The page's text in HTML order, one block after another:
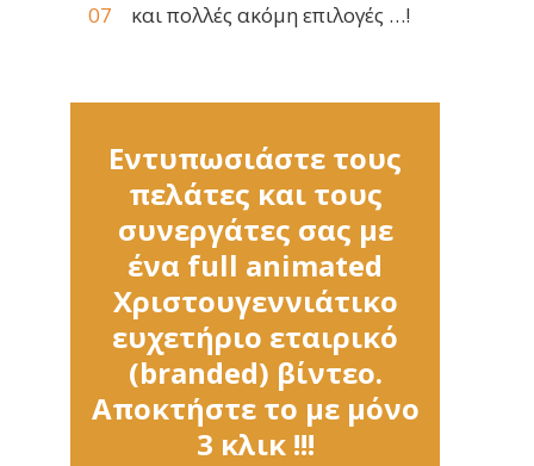
και πολλές ακόμη επιλογές …!
Εντυπωσιάστε τους
πελάτες και τους
συνεργάτες σας με
ένα full animated
Χριστουγεννιάτικο
ευχετήριο εταιρικό
(branded) βίντεο.
Αποκτήστε το με μόνο
3 κλικ !!!